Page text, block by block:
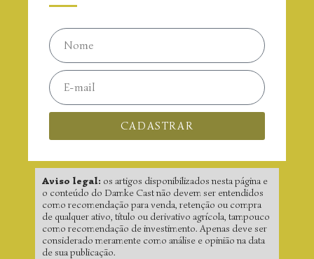
CADASTRAR
Aviso legal: os artigos disponibilizados nesta página e
o conteúdo do Damke Cast não devem ser entendidos
como recomendação para venda, retenção ou compra
de qualquer ativo, título ou derivativo agrícola, tampouco
como recomendação de investimento. Apenas deve ser
considerado meramente como análise e opinião na data
de sua publicação.